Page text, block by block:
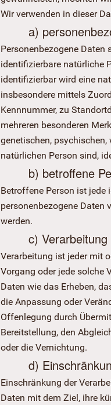
Wir verwenden in dieser
a)
Personenbezogene
identifizierbare natürliche
identifizierbar wird eine
insbesondere mittels
Kennnummer, zu
mehreren besonderen
genetischen,
natürlichen Person sind,
b) betroffene
Betroffene Person ist jede
personenbezogene Daten
werden.
c) Verarbeitung
Verarbeitung ist jeder mit
Vorgang oder jede solche
Daten wie das Erheben,
die Anpassung oder
Offenlegung durch
Bereitstellung, den
oder die Vernichtung.
d)
Einschränkung der
Daten mit dem Ziel, ihre